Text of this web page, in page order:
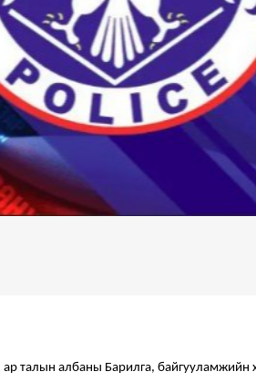
талын албаны Барилга, байгууламжийн